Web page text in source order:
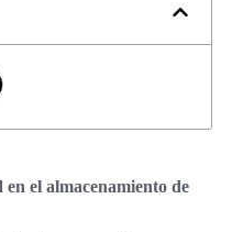
el almacenamiento de